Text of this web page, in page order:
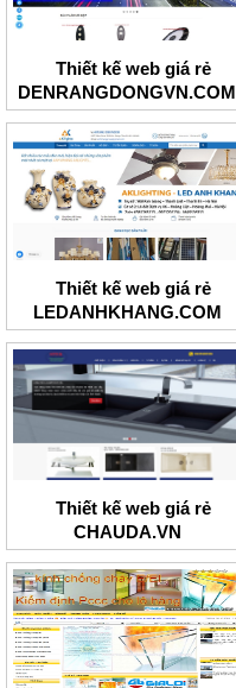
Thiết kế web giá rẻ
DENRANGDONGVN.COM
Thiết kế web giá rẻ
LEDANHKHANG.COM
Thiết kế web giá rẻ
CHAUDA.VN